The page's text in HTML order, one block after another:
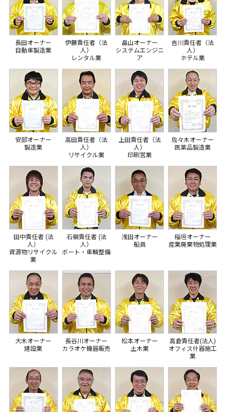
長田オーナー
自動車製造業
伊藤責任者（法
人）
レンタル業
畠山オーナー
システムエンジニ
ア
吉川責任者（法
人）
ホテル業
安部オーナー
製造業
高田責任者（法
人）
リサイクル業
上田責任者（法
人）
印刷営業
佐々木オーナー
医薬品製造業
田中責任者 (法
人）
資源物リサイクル
業
石嶺責任者 (法
人）
ボート・車輌整備
浅田オーナー
船員
稲垣オーナー
産業廃棄物処理業
大木オーナー
建設業
長谷川オーナー
カラオケ機器販売
松本オーナー
土木業
高倉責任者(法人)
オフィス什器施工
業